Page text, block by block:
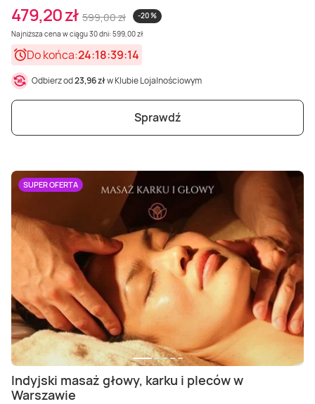
479,20 zł 599,00 zł
-20 %
Najniższa cena w ciągu 30 dni: 599,00 zł
Do końca:24:18:39:12
Odbierz od23,96 złw Klubie Lojalnościowym
Sprawdź
SUPER OFERTA
Indyjski masaż głowy, karku i pleców w
Warszawie